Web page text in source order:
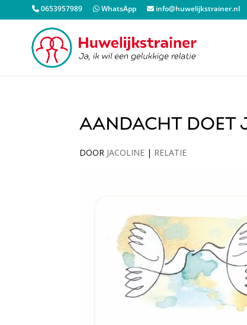
0653957989 WhatsApp info@huwelijkstrainer.nl
AANDACHT DOET
DOOR JACOLINE | RELATIE